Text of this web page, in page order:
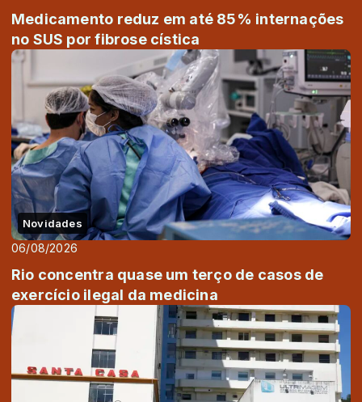
Medicamento reduz em até 85% internações
no SUS por fibrose cística
Novidades
06/08/2026
Rio concentra quase um terço de casos de
exercício ilegal da medicina